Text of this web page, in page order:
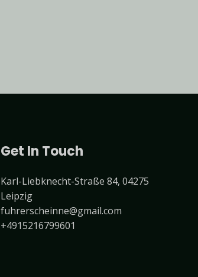
Get In Touch
Karl-Liebknecht-Straße 84, 04275
Leipzig
fuhrerscheinne@gmail.com
+4915216799601